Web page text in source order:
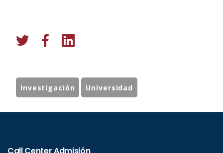
Investigación Universidad